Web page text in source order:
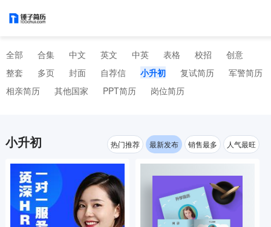
全部 合集 中文 英文 中英 表格 校招
创意
整套
多页 封面 自荐信 小升初 复试简历
军警简历
相亲简历
其他国家 PPT简历 岗位简历
小升初 热门推荐 最新发布 销售最多 人气最旺